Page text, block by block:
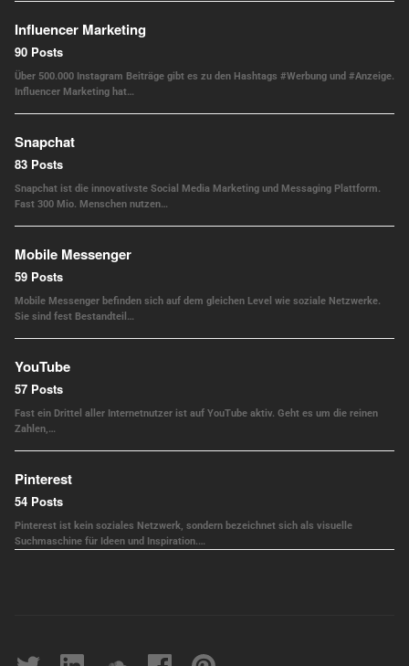
Influencer Marketing
90 Posts
Über 500.000 Instagram Beiträge gibt es zu den Hashtags #Werbung und #Anzeige.
Influencer Marketing hat…
Snapchat
83 Posts
Snapchat ist die innovativste Social Media Marketing und Messaging Plattform.
Fast 300 Mio. Menschen nutzen…
Mobile Messenger
59 Posts
Mobile Messenger befinden sich auf dem gleichen Level wie soziale Netzwerke.
Sie sind fest Bestandteil…
YouTube
57 Posts
Fast ein Drittel aller Internetnutzer ist auf YouTube aktiv. Geht es um die reinen
Zahlen,…
Pinterest
54 Posts
Pinterest ist kein soziales Netzwerk, sondern bezeichnet sich als visuelle
Suchmaschine für Ideen und Inspiration.…
Twitter linkedin soundcloudFacebookpinterest